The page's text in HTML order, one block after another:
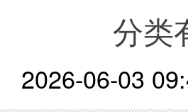
分类
2026-06-03